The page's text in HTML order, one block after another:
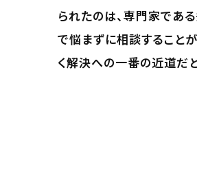
られたのは、専門家であ
で悩まずに相談すること
く解決への一番の近道だ